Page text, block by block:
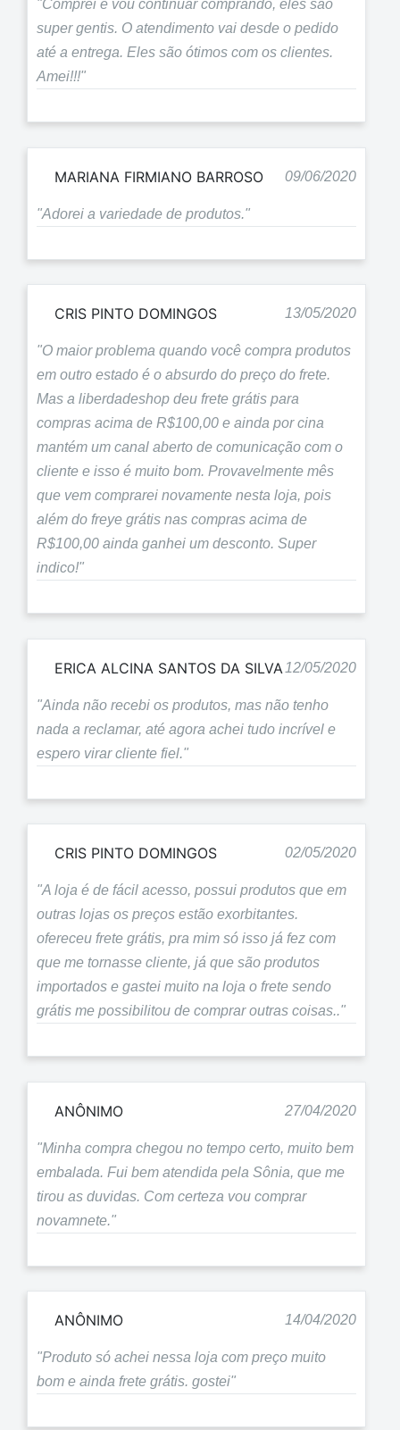
"Comprei e vou continuar comprando, eles são
super gentis. O atendimento vai desde o pedido
até a entrega. Eles são ótimos com os clientes.
Amei!!!"
MARIANA FIRMIANO BARROSO 09/06/2020
"Adorei a variedade de produtos."
CRIS PINTO DOMINGOS 13/05/2020
"O maior problema quando você compra produtos
em outro estado é o absurdo do preço do frete.
Mas a liberdadeshop deu frete grátis para
compras acima de R$100,00 e ainda por cina
mantém um canal aberto de comunicação com o
cliente e isso é muito bom. Provavelmente mês
que vem comprarei novamente nesta loja, pois
além do freye grátis nas compras acima de
R$100,00 ainda ganhei um desconto. Super
indico!"
ERICA ALCINA SANTOS DA SILVA 12/05/2020
"Ainda não recebi os produtos, mas não tenho
nada a reclamar, até agora achei tudo incrível e
espero virar cliente fiel."
CRIS PINTO DOMINGOS 02/05/2020
"A loja é de fácil acesso, possui produtos que em
outras lojas os preços estão exorbitantes.
ofereceu frete grátis, pra mim só isso já fez com
que me tornasse cliente, já que são produtos
importados e gastei muito na loja o frete sendo
grátis me possibilitou de comprar outras coisas.."
ANÔNIMO 27/04/2020
"Minha compra chegou no tempo certo, muito bem
embalada. Fui bem atendida pela Sônia, que me
tirou as duvidas. Com certeza vou comprar
novamnete."
ANÔNIMO 14/04/2020
"Produto só achei nessa loja com preço muito
bom e ainda frete grátis. gostei"